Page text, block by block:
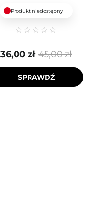
Produkt niedostępny
45,00 zł
36,00 zł
SPRAWDŹ